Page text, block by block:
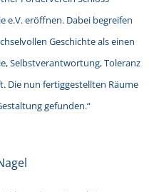
e.V. eröffnen. Dabei begreifen
Geschichte als einen
Selbstverantwortung, Toleranz
Die nun fertiggestellten Räume
gefunden.“